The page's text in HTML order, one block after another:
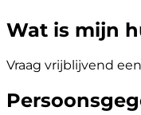
Wat is mijn
Vraag vrijblijvend